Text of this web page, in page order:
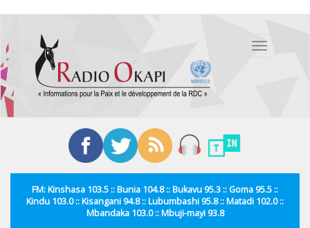
contenu
principal
Toggle
FM: Kinshasa 103.5 :: Bunia 104.8 :: Bukavu 95.3 :: Goma 95.5 ::
Kindu 103.0 :: Kisangani 94.8 :: Lubumbashi 95.8 :: Matadi 102.0 ::
Mbandaka 103.0 :: Mbuji-mayi 93.8